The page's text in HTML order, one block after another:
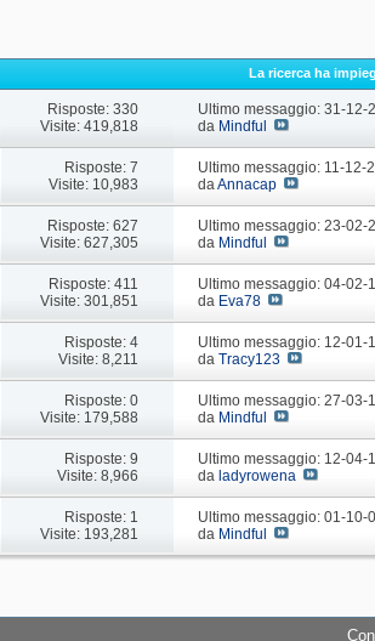
La ricerca ha
Risposte: 330
Visite: 419,818
Ultimo messaggio: 31-12-
da Mindful
Risposte: 7
Visite: 10,983
Ultimo messaggio: 11-12-
daAnnacap
Risposte: 627
Visite: 627,305
Ultimo messaggio: 23-02-
da Mindful
Risposte: 411
Visite: 301,851
Ultimo messaggio: 04-02-
da Eva78
Risposte: 4
Visite: 8,211
Ultimo messaggio: 12-01-
da Tracy123
Risposte: 0
Visite: 179,588
Ultimo messaggio: 27-03-
da Mindful
Risposte: 9
Visite: 8,966
Ultimo messaggio: 12-04-
da ladyrowena
Risposte: 1
Visite: 193,281
Ultimo messaggio: 01-10-
da Mindful